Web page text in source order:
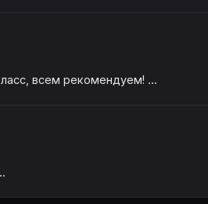
всем рекомендуем! ...